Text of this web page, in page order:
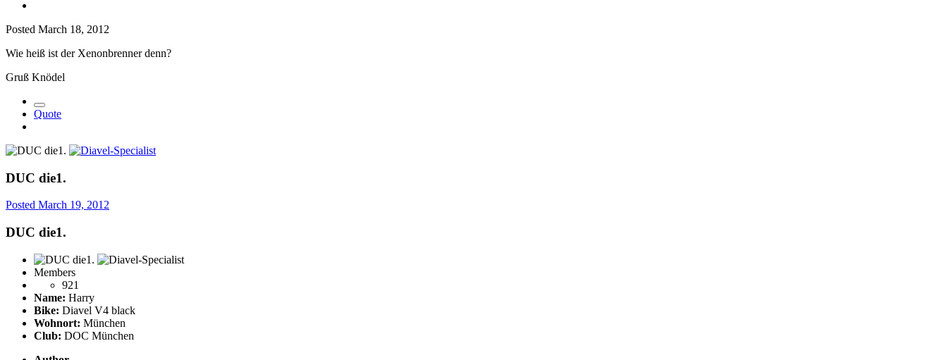
Posted March 18, 2012
Wie heiß ist der Xenonbrenner denn?
Gruß Knödel
Quote
DUC die1.
Posted March 19, 2012
DUC die1.
Members
921
Name: Harry
Bike: Diavel V4 black
Wohnort: München
Club: DOC München